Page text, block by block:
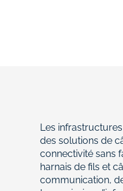
Les
des solutions de
connectivité sans
harnais de fils et
communication,